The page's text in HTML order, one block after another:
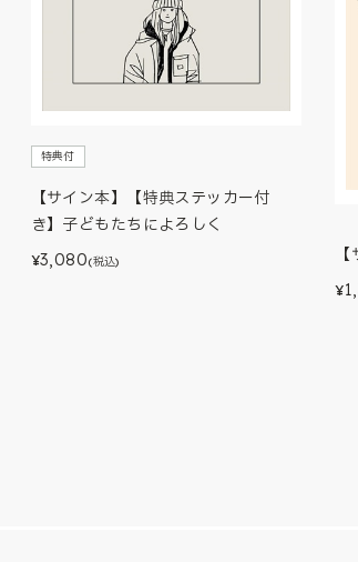
特典付
【サイン本】【特典ステッカー付
き】子どもたちによろしく
¥3,080(税込)
¥